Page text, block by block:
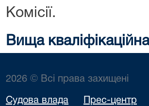
Комісії.
Вища
2026 © Всі права захищені
Судова влада Прес-центр